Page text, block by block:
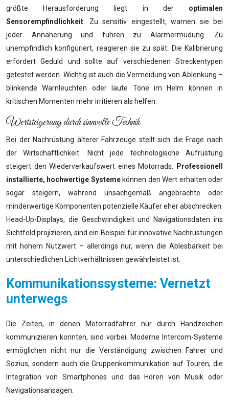
größte Herausforderung liegt in der optimalen
Sensorempfindlichkeit: Zu sensitiv eingestellt, warnen sie bei
jeder Annäherung und führen zu Alarmermüdung. Zu
unempfindlich konfiguriert, reagieren sie zu spät. Die Kalibrierung
erfordert Geduld und sollte auf verschiedenen Streckentypen
getestet werden. Wichtig ist auch die Vermeidung von Ablenkung –
blinkende Warnleuchten oder laute Töne im Helm können in
kritischen Momenten mehr irritieren als helfen.
Wertsteigerung durch sinnvolle Technik
Bei der Nachrüstung älterer Fahrzeuge stellt sich die Frage nach
der Wirtschaftlichkeit. Nicht jede technologische Aufrüstung
steigert den Wiederverkaufswert eines Motorrads.
Professionell
installierte, hochwertige Systemekönnen den Wert erhalten oder
sogar steigern, während unsachgemäß angebrachte oder
minderwertige Komponenten potenzielle Käufer eher abschrecken.
Head-Up-Displays, die Geschwindigkeit und Navigationsdaten ins
Sichtfeld projizieren, sind ein Beispiel für innovative Nachrüstungen
mit hohem Nutzwert – allerdings nur, wenn die Ablesbarkeit bei
unterschiedlichen Lichtverhältnissen gewährleistet ist.
Kommunikationssysteme: Vernetzt
unterwegs
Die Zeiten, in denen Motorradfahrer nur durch Handzeichen
kommunizieren konnten, sind vorbei. Moderne Intercom-Systeme
ermöglichen nicht nur die Verständigung zwischen Fahrer und
Sozius, sondern auch die Gruppenkommunikation auf Touren, die
Integration von Smartphones und das Hören von Musik oder
Navigationsansagen.